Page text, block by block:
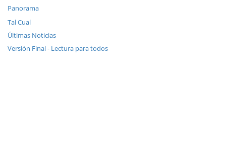
Panorama
Tal Cual
Últimas Noticias
Versión Final - Lectura para todos